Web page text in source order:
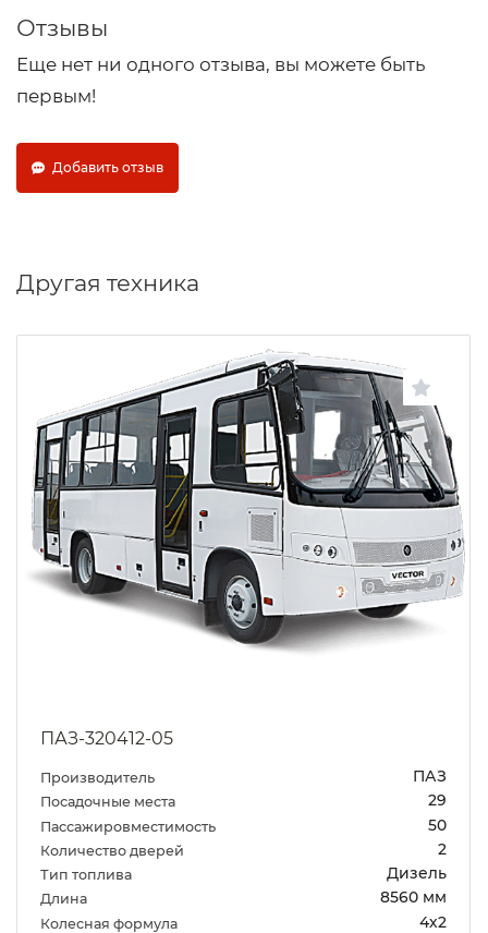
Отзывы
Еще нет ни одного отзыва, вы можете быть
первым!
Добавить отзыв
Другая техника
ПАЗ-320412-05
Производитель ПАЗ
Посадочные места 29
Пассажировместимость 50
Количество дверей 2
Тип топлива Дизель
Длина 8560 мм
Колесная формула 4х2